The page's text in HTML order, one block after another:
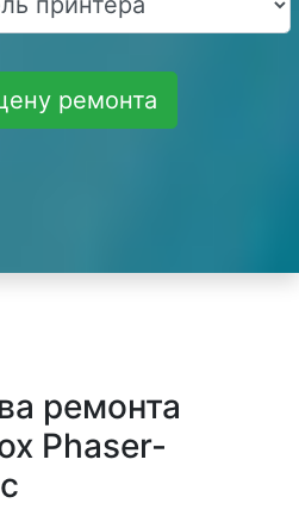
ремонта
ремонта
Phaser-